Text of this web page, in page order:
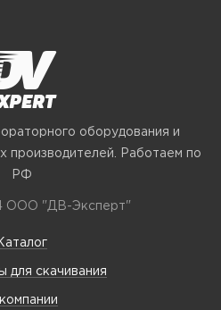
оборудования и
производителей. Работаем по
РФ
ООО "ДВ-Эксперт"
для скачивания